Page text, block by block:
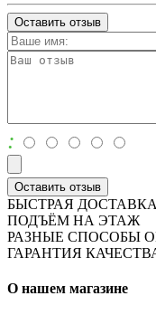
Оставить отзыв
:
Оставить отзыв
БЫСТРАЯ
ПОДЪЁМ НА ЭТАЖ
РАЗНЫЕ СПОСОБЫ
ГАРАНТИЯ
О нашем магазине